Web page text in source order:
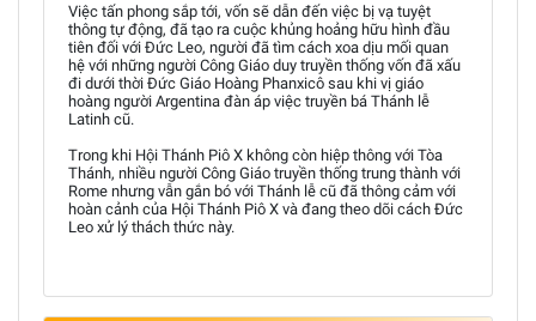
Việc tấn phong sắp tới, vốn sẽ dẫn đến việc bị vạ tuyệt
thông tự động, đã tạo ra cuộc khủng hoảng hữu hình đầu
tiên đối với Đức Leo, người đã tìm cách xoa dịu mối quan
hệ với những người Công Giáo duy truyền thống vốn đã xấu
đi dưới thời Đức Giáo Hoàng Phanxicô sau khi vị giáo
hoàng người Argentina đàn áp việc truyền bá Thánh lễ
Latinh cũ.
Trong khi Hội Thánh Piô X không còn hiệp thông với Tòa
Thánh, nhiều người Công Giáo truyền thống trung thành với
Rome nhưng vẫn gắn bó với Thánh lễ cũ đã thông cảm với
hoàn cảnh của Hội Thánh Piô X và đang theo dõi cách Đức
Leo xử lý thách thức này.